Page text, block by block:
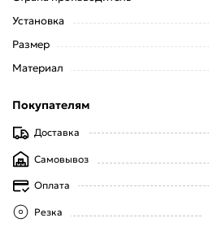
Установка
Размер
Материал
Покупателям
Доставка
Самовывоз
Оплата
Резка